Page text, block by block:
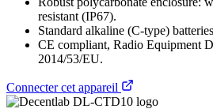
resistant (IP67).
Standard alkaline (C-type)
CE compliant, Radio Equipment
2014/53/EU.
Connecter cet appareil